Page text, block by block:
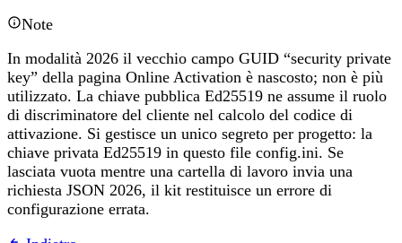
Note
In modalità 2026 il vecchio campo GUID “security private
key” della pagina Online Activation è nascosto; non è più
utilizzato. La chiave pubblica Ed25519 ne assume il ruolo
di discriminatore del cliente nel calcolo del codice di
attivazione. Si gestisce un unico segreto per progetto: la
chiave privata Ed25519 in questo file config.ini. Se
lasciata vuota mentre una cartella di lavoro invia una
richiesta JSON 2026, il kit restituisce un errore di
configurazione errata.